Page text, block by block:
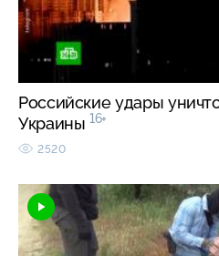
Российские удары
Украины 16+
2520